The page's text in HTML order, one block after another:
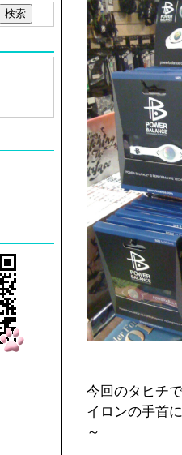
今回のタヒチ
イロンの手首
～